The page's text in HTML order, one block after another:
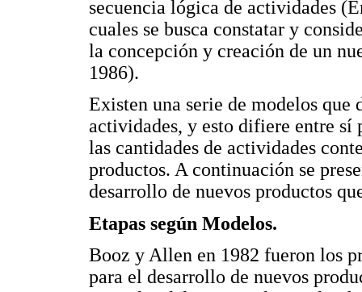
secuencia lógica de actividades
cuales se busca constatar y
la concepción y creación de un
1986).
Existen una serie de modelos que
actividades, y esto difiere entre sí
las cantidades de actividades
productos. A continuación se
desarrollo de nuevos productos
Etapas según Modelos.
Booz y Allen en 1982 fueron los
para el desarrollo de nuevos